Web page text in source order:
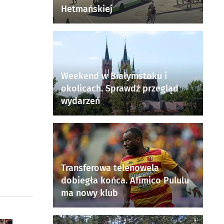
Hetmańskiej
Weekend w Białymstoku i
okolicach. Sprawdź przegląd
wydarzeń
Transferowa telenowela
dobiegła końca. Afimico Pululu
ma nowy klub